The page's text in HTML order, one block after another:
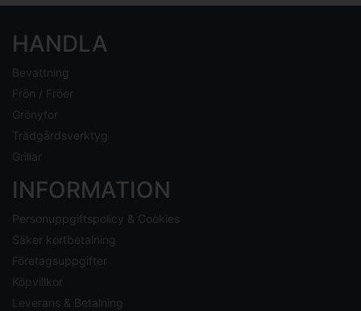
HANDLA
Bevattning
Frön / Fröer
Grönytor
Trädgårdsverktyg
Grillar
INFORMATION
Personuppgiftspolicy & Cookies
Säker kortbetalning
Företagsuppgifter
Köpvillkor
Leverans & Betalning